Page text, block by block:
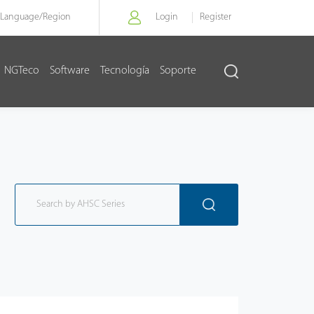
Language/Region Login Register
NGTeco Software Tecnología Soporte